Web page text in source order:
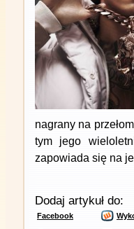
nagrany na
tym jego
zapowiada się na
Dodaj artykuł do:
Facebook